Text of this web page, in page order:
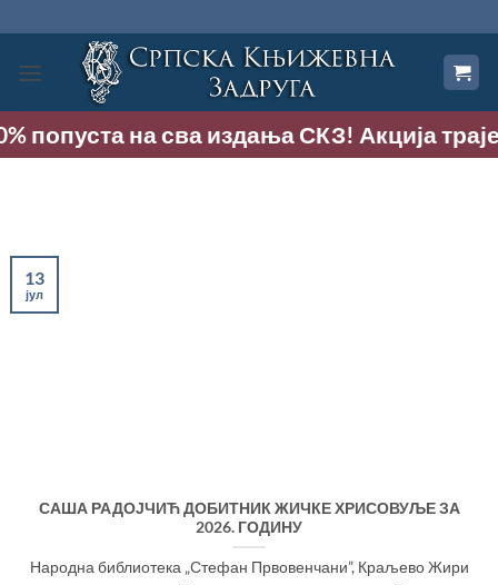
на
садржај
попуста на сва издања СКЗ! Акција траје
САША РАДОЈЧИЋ ДОБИТНИК ЖИЧКЕ ХРИСОВУЉЕ ЗА
2026. ГОДИНУ
Народна библиотека „Стефан Првовенчани”, Краљево Жири
13
јул